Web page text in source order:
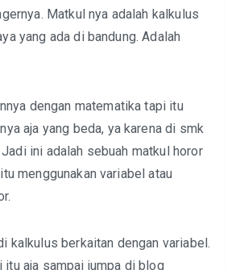
Matkul nya adalah kalkulus
yang ada di bandung. Adalah
dengan matematika tapi itu
aja yang beda, ya karena di smk
ini adalah sebuah matkul horor
menggunakan variabel atau
kalkulus berkaitan dengan variabel.
itu aja sampai jumpa di blog